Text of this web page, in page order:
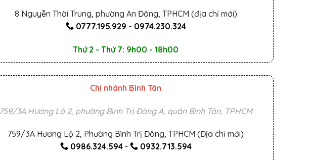
8 Nguyễn Thời Trung, phường An Đông, TPHCM (địa chỉ mới)
0777.195.929 - 0974.230.324
Thứ 2 - Thứ 7: 9h00 - 18h00
Chi nhánh Bình Tân
759/3A Hương Lộ 2, phường Bình Trị Đông A, quận Bình Tân, TPHCM
759/3A Hương Lộ 2, Phường Bình Trị Đông, TPHCM (Địa chỉ mới)
0986.324.594- 0932.713.594